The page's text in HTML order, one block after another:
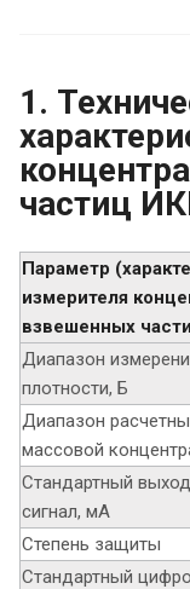
1.
частиц
Параметр
измерителя
взвешенных
Диапазон
плотности, Б
Диапазон
массовой
Стандартный
сигнал, мА
Степень защиты
Стандартный